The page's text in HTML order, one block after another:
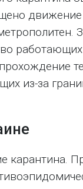
из-за
карантина.